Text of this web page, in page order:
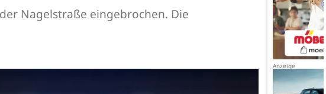
Nagelstraße eingebrochen. Die